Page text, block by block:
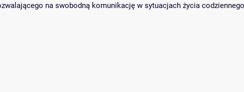
na swobodną komunikację w sytuacjach życia